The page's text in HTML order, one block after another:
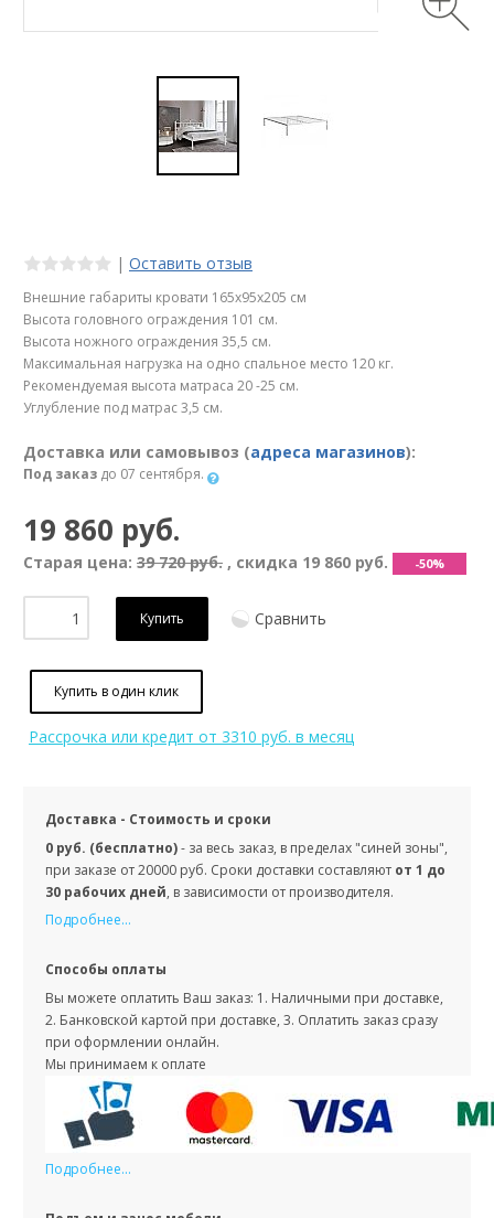
| Оставить отзыв
Внешние габариты кровати 165х95х205 см
Высота головного ограждения 101 см.
Высота ножного ограждения 35,5 см.
Максимальная нагрузка на одно спальное место 120 кг.
Рекомендуемая высота матраса 20 -25 см.
Углубление под матрас 3,5 см.
Доставка или самовывоз (адреса магазинов):
Под заказ до 07 сентября.
19 860 руб.
Старая цена: 39 720 руб. , скидка 19 860 руб. -50%
Купить Сравнить
Купить в один клик
Рассрочка или кредит от 3310 руб. в месяц
Доставка - Стоимость и сроки
0 руб. (бесплатно)- за весь заказ, в пределах "синей зоны",
при заказе от 20000 руб. Сроки доставки составляют от 1 до
30 рабочих дней, в зависимости от производителя.
Подробнее...
Способы оплаты
Вы можете оплатить Ваш заказ: 1. Наличными при доставке,
2. Банковской картой при доставке, 3. Оплатить заказ сразу
при оформлении онлайн.
Мы принимаем к оплате
Подробнее...